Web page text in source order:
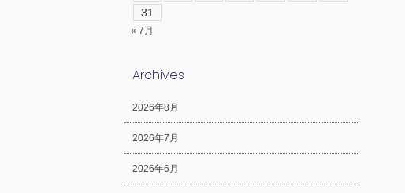
31
« 7月
Archives
2026年8月
2026年7月
2026年6月